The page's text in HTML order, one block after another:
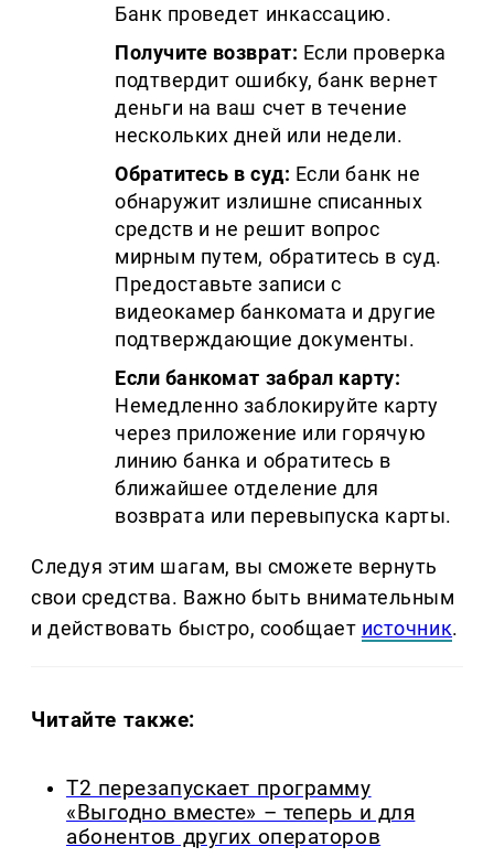
Банк проведет инкассацию.
Получите возврат: Если проверка
подтвердит ошибку, банк вернет
деньги на ваш счет в течение
нескольких дней или недели.
Обратитесь в суд: Если банк не
обнаружит излишне списанных
средств и не решит вопрос
мирным путем, обратитесь в суд.
Предоставьте записи с
видеокамер банкомата и другие
подтверждающие документы.
Если банкомат забрал карту:
Немедленно заблокируйте карту
через приложение или горячую
линию банка и обратитесь в
ближайшее отделение для
возврата или перевыпуска карты.
Следуя этим шагам, вы сможете вернуть
свои средства. Важно быть внимательным
и действовать быстро, сообщает источник.
Читайте также:
Т2 перезапускает программу
«Выгодно вместе» – теперь и для
абонентов других операторов